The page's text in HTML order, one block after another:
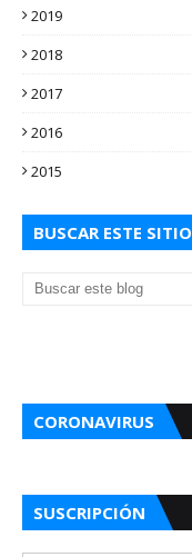
2019
2018
2017
2016
2015
BUSCAR ESTE SITIO
CORONAVIRUS
SUSCRIPCIÓN